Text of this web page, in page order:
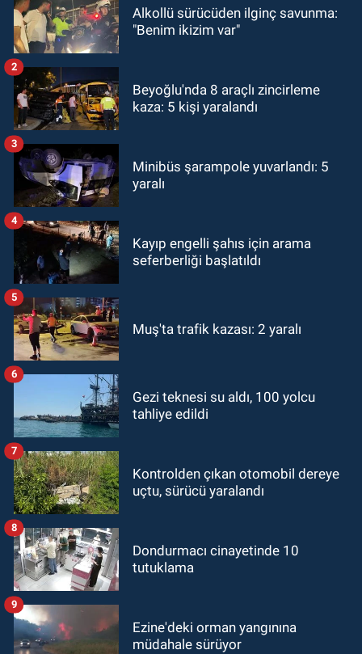
Alkollü sürücüden ilginç savunma:
"Benim ikizim var"
Beyoğlu'nda 8 araçlı zincirleme
kaza: 5 kişi yaralandı
2
Minibüs şarampole yuvarlandı: 5
yaralı
3
Kayıp engelli şahıs için arama
seferberliği başlatıldı
4
Muş'ta trafik kazası: 2 yaralı
5
Gezi teknesi su aldı, 100 yolcu
tahliye edildi
6
Kontrolden çıkan otomobil dereye
uçtu, sürücü yaralandı
7
Dondurmacı cinayetinde 10
tutuklama
8
Ezine'deki orman yangınına
müdahale sürüyor
9